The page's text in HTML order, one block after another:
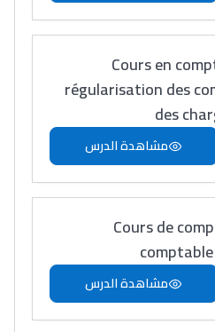
Cours en
régularisation des
des
مشاهدة الدرس
Cours de
مشاهدة الدرس